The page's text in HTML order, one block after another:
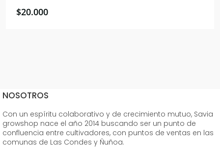
$20.000
NOSOTROS
Con un espíritu colaborativo y de crecimiento mutuo, Savia
growshop nace el año 2014 buscando ser un punto de
confluencia entre cultivadores, con puntos de ventas en las
comunas de Las Condes y Ñuñoa.